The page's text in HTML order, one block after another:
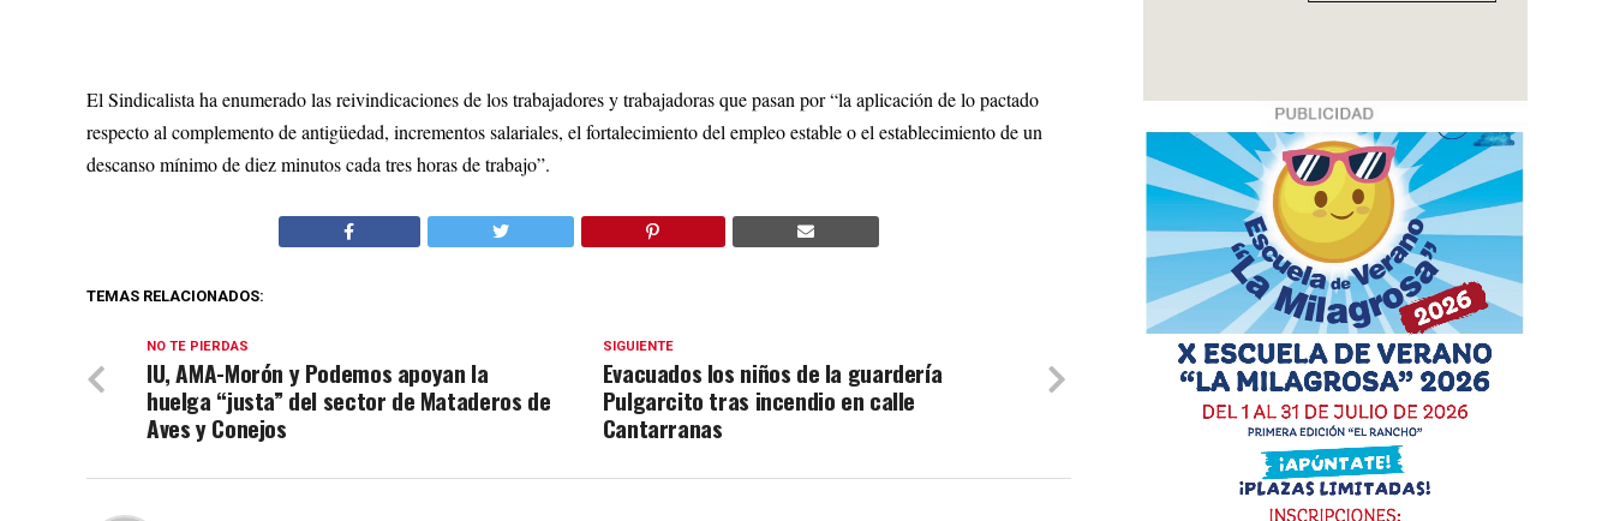
El Sindicalista ha enumerado las reivindicaciones de los trabajadores y trabajadoras que pasan por “la aplicación de lo pactado
respecto al complemento de antigüedad, incrementos salariales, el fortalecimiento del empleo estable o el establecimiento de un
descanso mínimo de diez minutos cada tres horas de trabajo”.
TEMAS RELACIONADOS:
SIGUIENTE
Evacuados los niños de la guardería
Pulgarcito tras incendio en calle
Cantarranas
NO TE PIERDAS
IU, AMA-Morón y Podemos apoyan la
huelga “justa” del sector de Mataderos de
Aves y Conejos